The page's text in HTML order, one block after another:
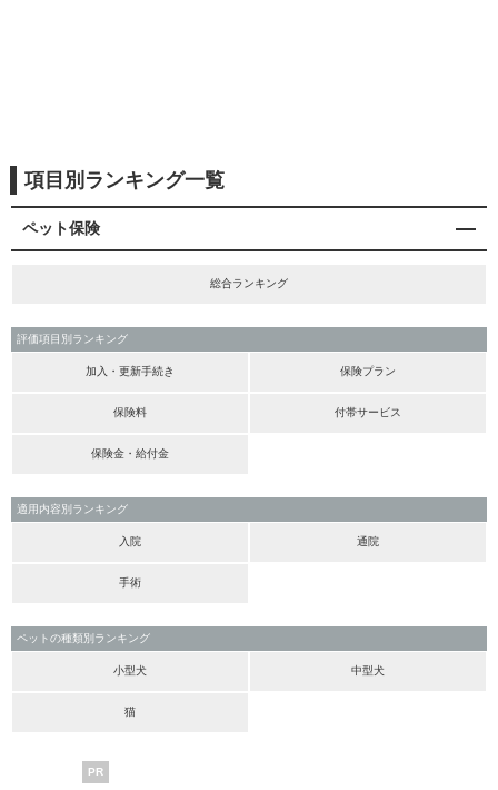
項目別ランキング一覧
ペット保険
総合ランキング
評価項目別ランキング
加入・更新手続き 保険プラン
保険料 付帯サービス
保険金・給付金
適用内容別ランキング
入院 通院
手術
ペットの種類別ランキング
小型犬 中型犬
猫
PR